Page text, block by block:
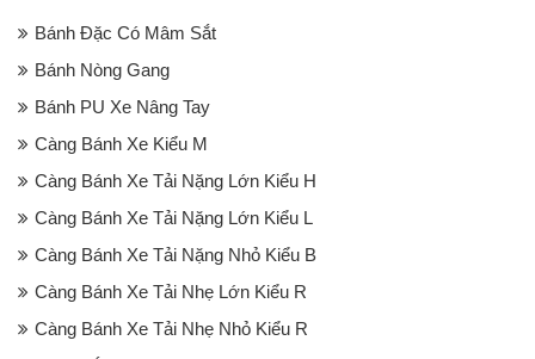
Bánh Đặc Có Mâm Sắt
Bánh Nòng Gang
Bánh PU Xe Nâng Tay
Càng Bánh Xe Kiểu M
Càng Bánh Xe Tải Nặng Lớn Kiểu H
Càng Bánh Xe Tải Nặng Lớn Kiểu L
Càng Bánh Xe Tải Nặng Nhỏ Kiểu B
Càng Bánh Xe Tải Nhẹ Lớn Kiểu R
Càng Bánh Xe Tải Nhẹ Nhỏ Kiểu R